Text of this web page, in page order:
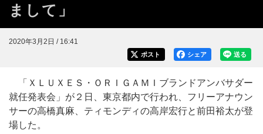
まして」
2020年3月2日 / 16:41
送る
シェア
ポスト
「ＸＬＵＸＥＳ・ＯＲＩＧＡＭＩブランドアンバサダー
就任発表会」が２日、東京都内で行われ、フリーアナウン
サーの高橋真麻、ティモンディの高岸宏行と前田裕太が登
場した。